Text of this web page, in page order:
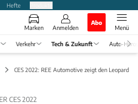
Hefte
Marken Anmelden
Abo
Menü
Verkehr Tech & Zukunft Auto-
CES 2022: REE Automotive zeigt den Leopard
CES 2022